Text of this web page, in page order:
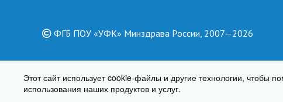
ФГБ ПОУ «УФК» Минздрава России, 2007—2026
Этот сайт использует cookie-файлы и другие технологии, чтобы
использования наших продуктов и услуг.